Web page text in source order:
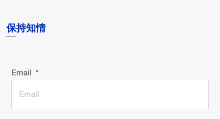
保持知情
Email